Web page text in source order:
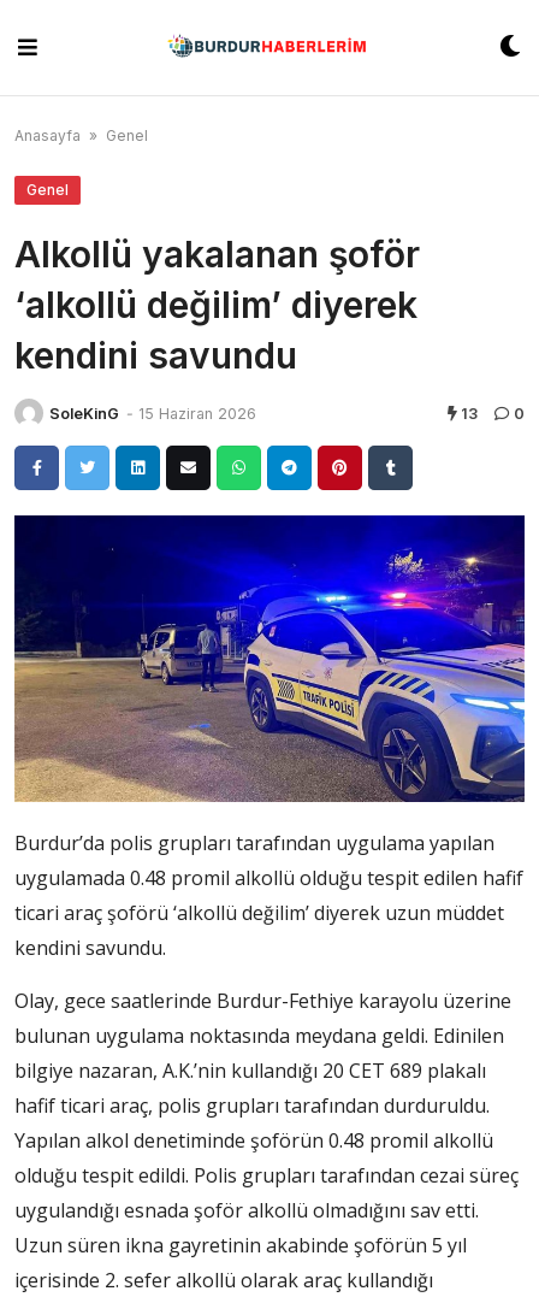
content
Anasayfa » Genel
Genel
Alkollü yakalanan şoför
‘alkollü değilim’ diyerek
kendini savundu
SoleKinG - 15 Haziran 2026 13 0
Burdur’da polis grupları tarafından uygulama yapılan
uygulamada 0.48 promil alkollü olduğu tespit edilen hafif
ticari araç şoförü ‘alkollü değilim’ diyerek uzun müddet
kendini savundu.
Olay, gece saatlerinde Burdur-Fethiye karayolu üzerine
bulunan uygulama noktasında meydana geldi. Edinilen
bilgiye nazaran, A.K.’nin kullandığı 20 CET 689 plakalı
hafif ticari araç, polis grupları tarafından durduruldu.
Yapılan alkol denetiminde şoförün 0.48 promil alkollü
olduğu tespit edildi. Polis grupları tarafından cezai süreç
uygulandığı esnada şoför alkollü olmadığını sav etti.
Uzun süren ikna gayretinin akabinde şoförün 5 yıl
içerisinde 2. sefer alkollü olarak araç kullandığı